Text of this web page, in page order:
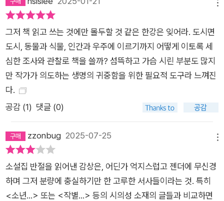
태어나고자 삶의 투쟁을 벌이기도 한다. 새로 해설을 맡은 문학평
론가 강지희는 한강 소설 속 여성 인물에 주목한다. “그들은 체념
하며 포기하지도 격렬하게 싸우지도 않은 채 고요하게 자리해 있
는데, 누구보다 강하고 생동하는 욕망 속에 있다”. 표제작인 「내
여자의 열매」에서 자유를 꿈꾸던 아내의 계획은 모아둔 돈을 전
세대금으로 넣으며 멈춘다. 남편은 처음부터 “세상 끝” “가장 먼
곳” “지구 반대편까지 쉬엄쉬엄” 가보고 싶다던 아내의 꿈을 비
현실적이고 낭만적인 몽상이라 취급한다(p. 19). 결혼 생활은 남
편에게 “모든 것이 적당히 덥혀진 욕조의 온수”(p. 35)처럼 따뜻
한 것이었으나, 아내는 점차 말수를 잃어가고 햇빛만을 갈망하며
살갗 전체에 푸른 피멍이 번진다. 남편이 출장에서 돌아온 날, 아
내는 식물이 되어 있다. 식물로 변한 아내는 오히려 생생해지고,
강인한 활력이 넘쳐흐른다. 더 이상 어떤 상처도 입힐 수 없고, 무
엇에도 파괴되지 않는 존재가 된 것이다. 표면적인 결혼 생활에
그저 책 읽고 쓰는 것에만 몰두할 것 같은 한강은 잊어라. 도시면
도시, 동물과 식물, 인간과 우주에 이르기까지 어떻게 이토록 세
심한 조사와 관찰로 책을 쓸까? 섬뜩하고 가슴 시린 부분도 많지
만 작가가 의도하는 생명의 귀중함을 위한 필요적 도구라 느껴진
다.
공감 (1) 댓글 (0)
zzonbug 2025-07-25
소설집 반절을 읽어낸 감상은, 어딘가 억지스럽고 젠더에 무신경
하며 그저 분량에 충실하기만 한 고루한 서사들이라는 것. 특히
<소년...> 또는 <작별...> 등의 시의성 소재의 글들과 비교하면